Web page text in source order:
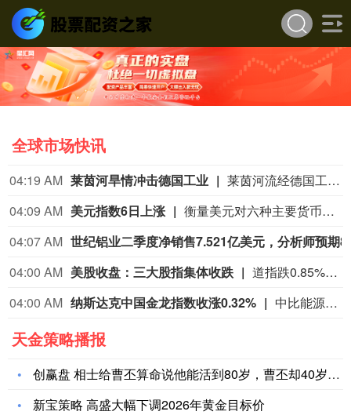
全球市场快讯
04:19 AM 莱茵河旱情冲击德国工业
莱茵河流经德国工业核心地带，承载着德国约80%的内河航运量。受高温干旱影响，近期莱茵河水位持续走低。德国联邦水路与航运管理局数据显示，6日，莱茵河咽喉要道——考布河段通航水深已打破2018年创下的历史最低纪录。同一天，德国交通部长斯特芬·比尔格召集企业高管、航运公司及港口负责人磋商对策。他表示，短期将研究保障运输的方案，长期则包括疏浚航道、改善航运条件等。德国商业银行等机构也警告，若水位继续下降，德国内河航运成本可能继续升高，供应链中断和工业减产风险将进一步上升。（央视新闻）
04:09 AM 美元指数6日上涨
衡量美元对六种主要货币的美元指数当天上涨0.25%，在汇市尾市收于99.930。截至纽约汇市尾市，1欧元兑换1.1524美元，低于前一交易日的1.1553美元；1英镑兑换1.3457美元，低于前一交易日的1.3469美元。1美元兑换158.33日元，高于前一交易日的157.67日元；1美元兑换0.8122瑞士法郎，高于前一交易日的0.8069瑞士法郎；1美元兑换1.4014加元，高于前一交易日的1.4008加元；1美元兑换9.5068瑞典克朗，高于前一交易日的9.4832瑞典克朗。
04:07 AM
04:00 AM 美股收盘：三大股指集体收跌
道指跌0.85%，标普500指数跌0.18%，纳指跌0.04%。APP AppLovin跌19.66%，Datadog跌19.03%，Epam Systems跌15.33%，Axon Enterprise跌14.28%。“七姐妹”方面：微软涨2.51%，苹果涨0.49%，Meta Platforms涨0.15%，亚马逊跌0.13%，英伟达跌0.23%，特斯拉跌0.63%，谷歌跌0.91%。
04:00 AM 纳斯达克中国金龙指数收涨0.32% 中比能源涨21.17%，海天网络涨16.90%，再鼎医药涨13.47%，诺亚财富涨4.84%，中汽系统涨4.37%。
天金策略播报
创赢盘 相士给曹丕算命说他能活到80岁，曹丕却40岁逝世，临
新宝策略 高盛大幅下调2026年黄金目标价